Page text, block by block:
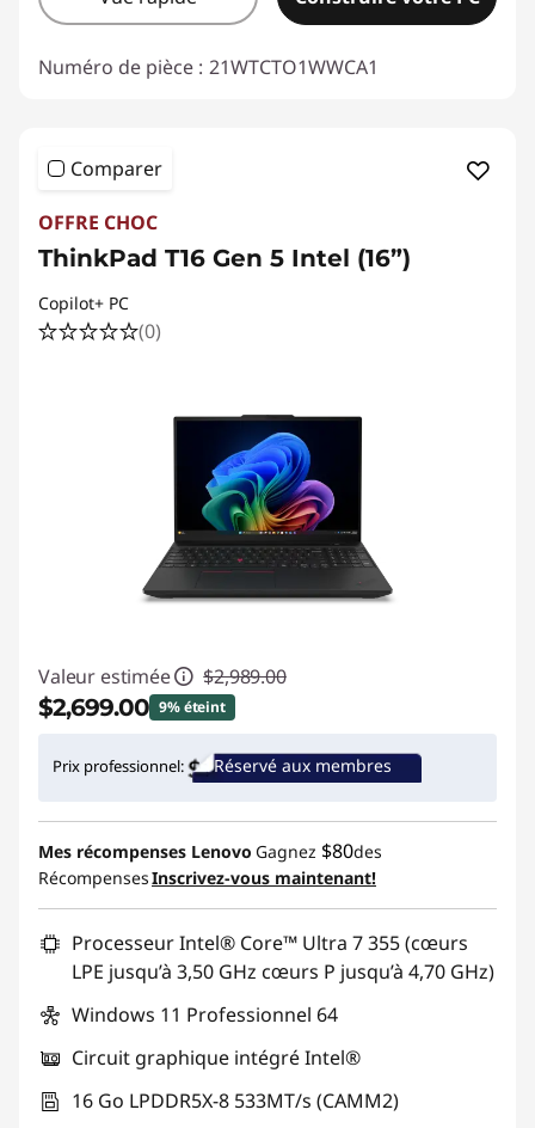
Numéro de pièce : 21WTCTO1WWCA1
Comparer
OFFRE CHOC
ThinkPad T16 Gen 5 Intel (16”)
Copilot+ PC
(0)
Valeur estimée $2,989.00
$2,699.00 9% éteint
Économies instantanées :-$290.00
Prix professionnel: Réservé aux membres
Mes récompenses Lenovo Gagnez $80des
RécompensesInscrivez-vous maintenant!
Processeur Intel® Core™ Ultra 7 355 (cœurs
LPE jusqu’à 3,50 GHz cœurs P jusqu’à 4,70 GHz)
Windows 11 Professionnel 64
Circuit graphique intégré Intel®
16 Go LPDDR5X-8 533MT/s (CAMM2)